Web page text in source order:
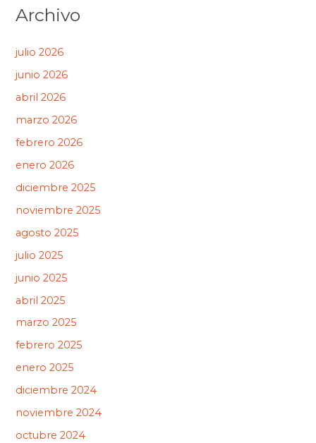
Archivo
julio 2026
junio 2026
abril 2026
marzo 2026
febrero 2026
enero 2026
diciembre 2025
noviembre 2025
agosto 2025
julio 2025
junio 2025
abril 2025
marzo 2025
febrero 2025
enero 2025
diciembre 2024
noviembre 2024
octubre 2024